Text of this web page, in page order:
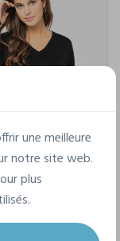
une meilleure
notre site web.
plus